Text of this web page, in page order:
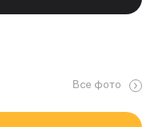
Все фото